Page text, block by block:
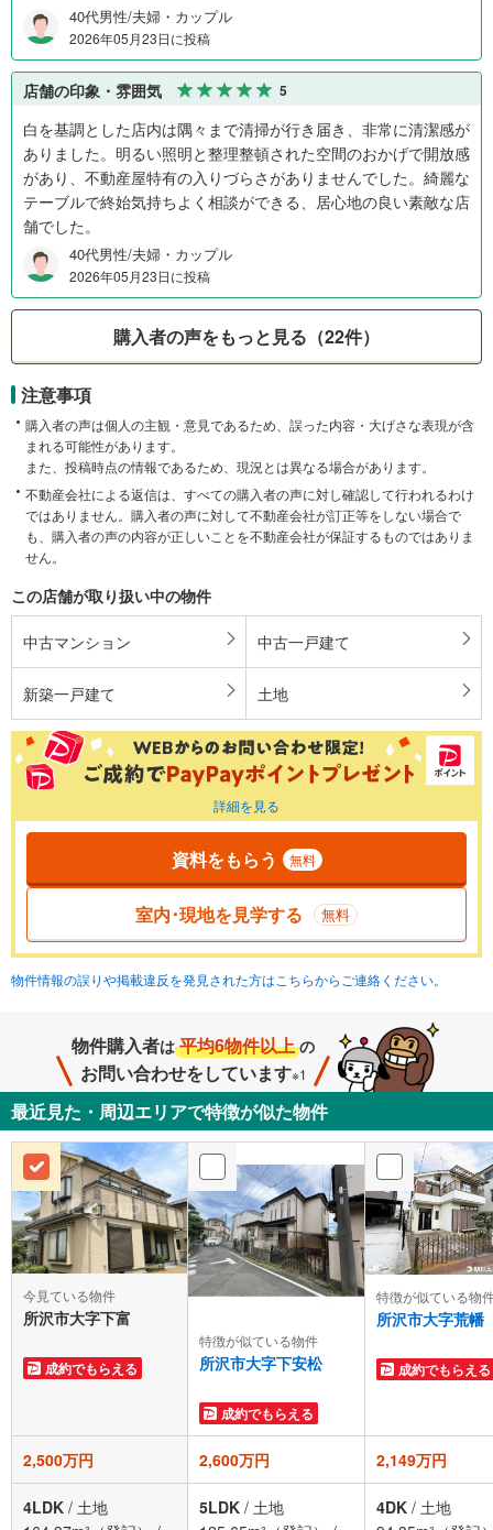
40代男性/夫婦・カップル
2026年05月23日に投稿
店舗の印象・雰囲気 5
白を基調とした店内は隅々まで清掃が行き届き、非常に清潔感が
ありました。明るい照明と整理整頓された空間のおかげで開放感
があり、不動産屋特有の入りづらさがありませんでした。綺麗な
テーブルで終始気持ちよく相談ができる、居心地の良い素敵な店
舗でした。
40代男性/夫婦・カップル
2026年05月23日に投稿
購入者の声をもっと見る（22件）
注意事項
購入者の声は個人の主観・意見であるため、誤った内容・大げさな表現が含
まれる可能性があります。
また、投稿時点の情報であるため、現況とは異なる場合があります。
不動産会社による返信は、すべての購入者の声に対し確認して行われるわけ
ではありません。購入者の声に対して不動産会社が訂正等をしない場合で
も、購入者の声の内容が正しいことを不動産会社が保証するものではありま
せん。
この店舗が取り扱い中の物件
中古マンション 中古一戸建て
新築一戸建て 土地
詳細を見る
資料をもらう 無料
室内･現地を見学する 無料
物件情報の誤りや掲載違反を発見された方はこちらからご連絡ください。
物件購入者は 平均6物件以上 の
お問い合わせをしています※1
最近見た・周辺エリアで特徴が似た物件
今見ている物件
所沢市大字下富
成約でもらえる
特徴が似ている物件
所沢市大字下安松
成約でもらえる
特徴が似ている物
所沢市大字荒幡
成約でもらえる
2,500万円 2,600万円 2,149万円
4LDK / 土地
5LDK / 土地
4DK / 土地